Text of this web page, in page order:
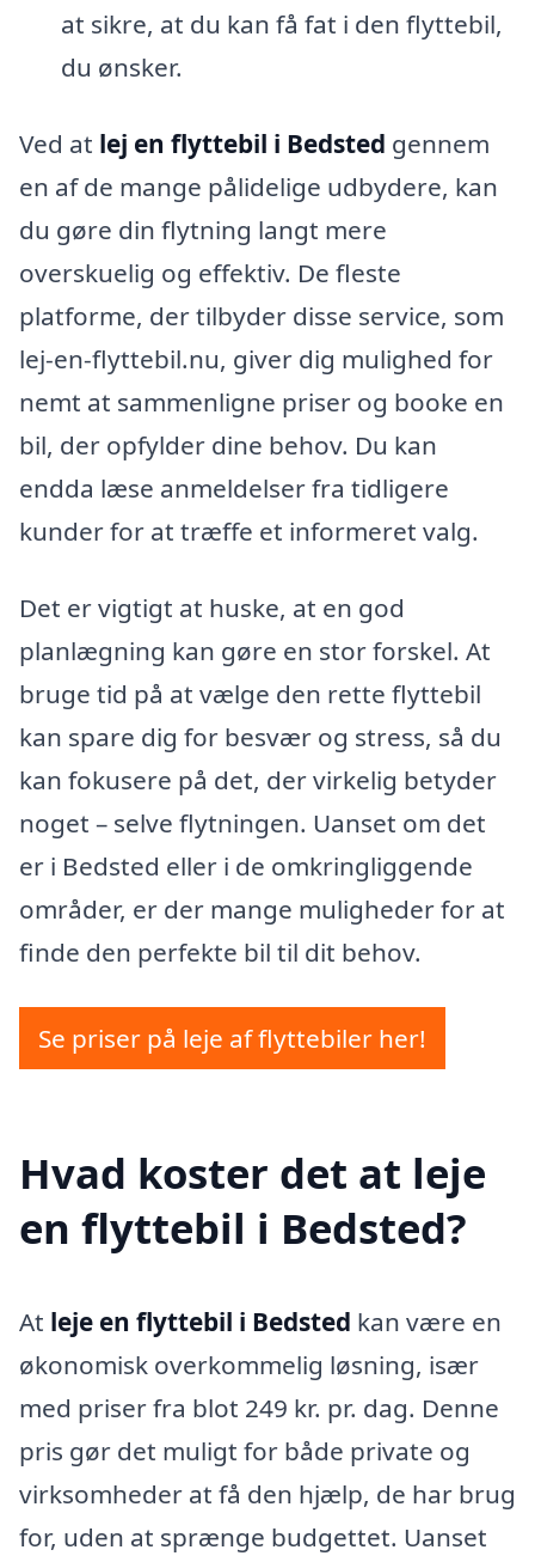
at sikre, at du kan få fat i den flyttebil,
du ønsker.
Ved at lej en flyttebil i Bedsted gennem
en af de mange pålidelige udbydere, kan
du gøre din flytning langt mere
overskuelig og effektiv. De fleste
platforme, der tilbyder disse service, som
lej-en-flyttebil.nu, giver dig mulighed for
nemt at sammenligne priser og booke en
bil, der opfylder dine behov. Du kan
endda læse anmeldelser fra tidligere
kunder for at træffe et informeret valg.
Det er vigtigt at huske, at en god
planlægning kan gøre en stor forskel. At
bruge tid på at vælge den rette flyttebil
kan spare dig for besvær og stress, så du
kan fokusere på det, der virkelig betyder
noget – selve flytningen. Uanset om det
er i Bedsted eller i de omkringliggende
områder, er der mange muligheder for at
finde den perfekte bil til dit behov.
Se priser på leje af flyttebiler her!
Hvad koster det at leje
en flyttebil i Bedsted?
At leje en flyttebil i Bedsted kan være en
økonomisk overkommelig løsning, især
med priser fra blot 249 kr. pr. dag. Denne
pris gør det muligt for både private og
virksomheder at få den hjælp, de har brug
for, uden at sprænge budgettet. Uanset